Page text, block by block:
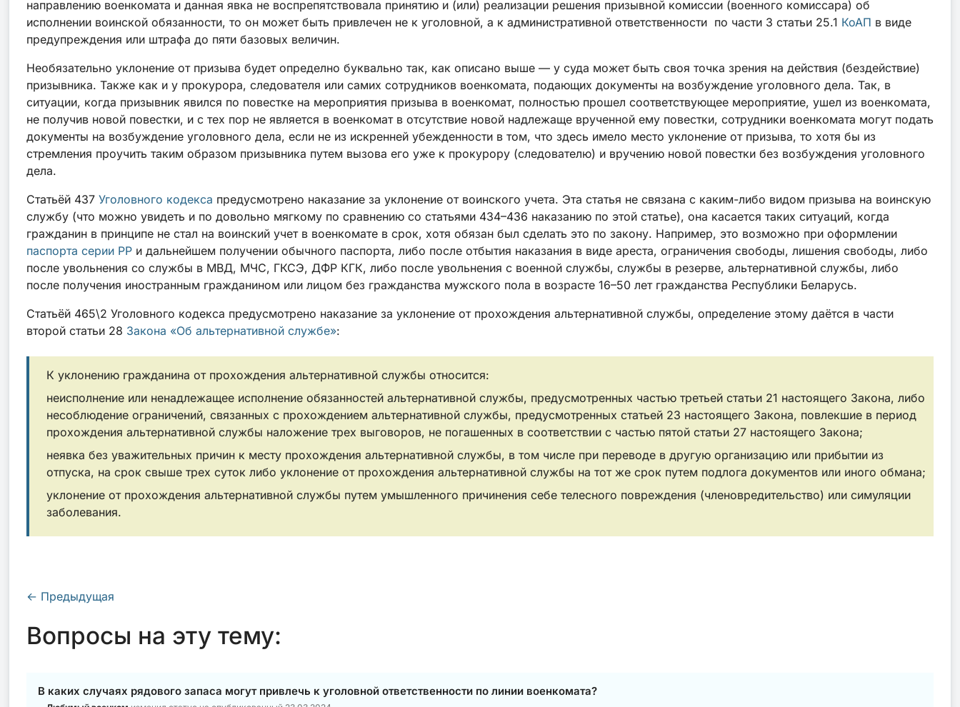
направлению военкомата и данная явка не воспрепятствовала принятию и (или) реализации решения призывной комиссии (военного комиссара) об
исполнении воинской обязанности, то он может быть привлечен не к уголовной, а к административной ответственности по части 3 статьи 25.1 КоАП в виде
предупреждения или штрафа до пяти базовых величин.
Необязательно уклонение от призыва будет определно буквально так, как описано выше — у суда может быть своя точка зрения на действия (бездействие)
призывника. Также как и у прокурора, следователя или самих сотрудников военкомата, подающих документы на возбуждение уголовного дела. Так, в
ситуации, когда призывник явился по повестке на мероприятия призыва в военкомат, полностью прошел соответствующее мероприятие, ушел из военкомата,
не получив новой повестки, и с тех пор не является в военкомат в отсутствие новой надлежаще врученной ему повестки, сотрудники военкомата могут подать
документы на возбуждение уголовного дела, если не из искренней убежденности в том, что здесь имело место уклонение от призыва, то хотя бы из
стремления проучить таким образом призывника путем вызова его уже к прокурору (следователю) и вручению новой повестки без возбуждения уголовного
дела.
Статьёй 437 Уголовного кодекса предусмотрено наказание за уклонение от воинского учета. Эта статья не связана с каким-либо видом призыва на воинскую
службу (что можно увидеть и по довольно мягкому по сравнению со статьями 434–436 наказанию по этой статье), она касается таких ситуаций, когда
гражданин в принципе не стал на воинский учет в военкомате в срок, хотя обязан был сделать это по закону. Например, это возможно при оформлении
паспорта серии PP и дальнейшем получении обычного паспорта, либо после отбытия наказания в виде ареста, ограничения свободы, лишения свободы, либо
после увольнения со службы в МВД, МЧС, ГКСЭ, ДФР КГК, либо после увольнения с военной службы, службы в резерве, альтернативной службы, либо
после получения иностранным гражданином или лицом без гражданства мужского пола в возрасте 16–50 лет гражданства Республики Беларусь.
Статьёй 465\2 Уголовного кодекса предусмотрено наказание за уклонение от прохождения альтернативной службы, определение этому даётся в части
второй статьи 28 Закона «Об альтернативной службе»:
К уклонению гражданина от прохождения альтернативной службы относится:
неисполнение или ненадлежащее исполнение обязанностей альтернативной службы, предусмотренных частью третьей статьи 21 настоящего Закона, либо
несоблюдение ограничений, связанных с прохождением альтернативной службы, предусмотренных статьей 23 настоящего Закона, повлекшие в период
прохождения альтернативной службы наложение трех выговоров, не погашенных в соответствии с частью пятой статьи 27 настоящего Закона;
неявка без уважительных причин к месту прохождения альтернативной службы, в том числе при переводе в другую организацию или прибытии из
отпуска, на срок свыше трех суток либо уклонение от прохождения альтернативной службы на тот же срок путем подлога документов или иного обмана;
уклонение от прохождения альтернативной службы путем умышленного причинения себе телесного повреждения (членовредительство) или симуляции
заболевания.
← Предыдущая
Вопросы на эту тему:
В каких случаях рядового запаса могут привлечь к уголовной ответственности по линии военкомата?